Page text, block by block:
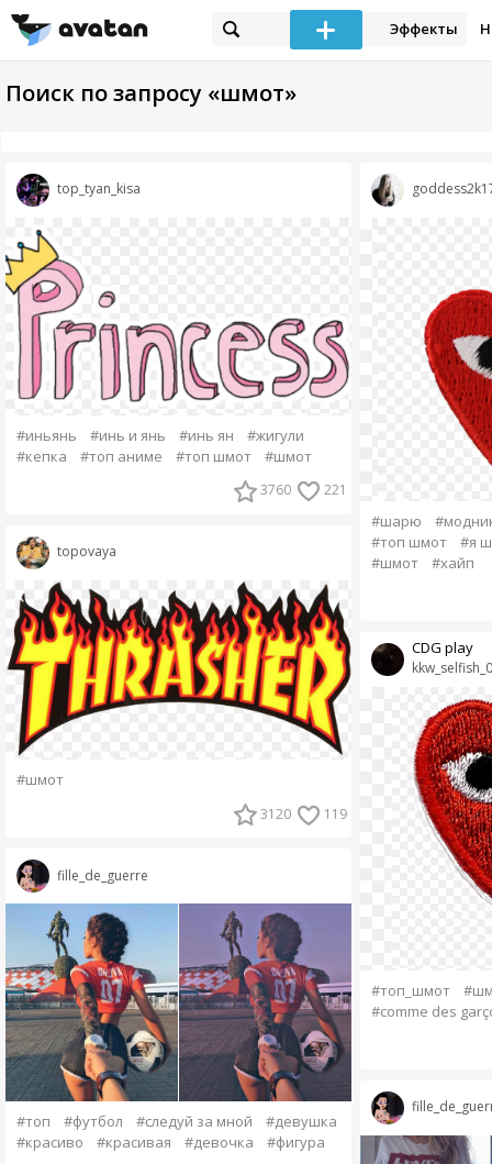
Эффекты
Поиск по запросу «шмот»
top_tyan_kisa
#иньянь #инь и янь #инь ян
#жигули
#кепка
#топ аниме #топ шмот #шмот
3760 221
topovaya
#шмот
3120 119
fille_de_guerre
#топ #футбол #следуй за мной
#девушка
#красиво
#красивая #девочка #фигура
#шарю
#топ шмот
#я
#шмот
#хайп
CDG play
#топ_шмот
#comme des